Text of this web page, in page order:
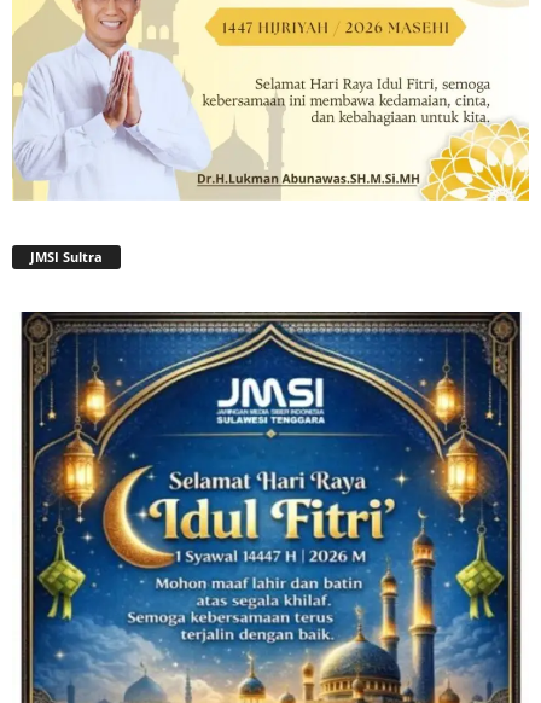
JMSI Sultra